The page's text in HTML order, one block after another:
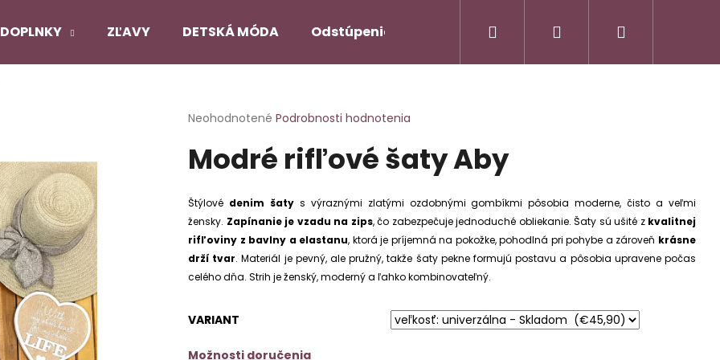
DOPLNKY ZĽAVY DETSKÁ MÓDA Odstúpenie od zmluvy/Vrátenie tovaru Napíšte nám
Hľadať Prihlásenie
Priemerné
produktu
je
z
5
hviezdičiek.
Neohodnotené Podrobnosti hodnotenia
Modré rifľové šaty Aby
Štýlové denim šatys výraznými zlatými ozdobnými gombíkmi pôsobia moderne, čisto a veľmi
žensky. Zapínanie je vzadu na zips, čo zabezpečuje jednoduché obliekanie. Šaty sú ušité z kvalitnej
rifľoviny z bavlny a elastanu, ktorá je príjemná na pokožke, pohodlná pri pohybe a zároveň krásne
drží tvar. Materiál je pevný, ale pružný, takže šaty pekne formujú postavu a pôsobia upravene počas
celého dňa. Strih je ženský, moderný a ľahko kombinovateľný.
VARIANT
Možnosti doručenia
HĽADAŤ
Odporúčame
NUENO
SATÉNOVÝ PYŽAMOVÝ TROJKOMPLET -
ČIERNY